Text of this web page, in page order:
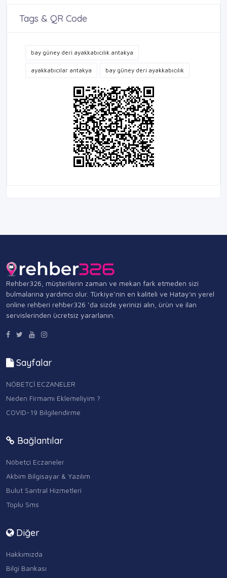
Tags & QR Code
bay güney deri ayakkabıcılık antakya
ayakkabıcılar antakya bay güney deri ayakkabıcılık
Rehber326, müşterilerin zaman ve mekan fark etmeden sizi
bulmalarına yardımcı olur. Türkiye’nin en kaliteli ve Hatay'ın yerel
online rehberi rehber326 ‘da sizde yerinizi alın, ürün ve ilan
servislerinden ücretsiz yararlanın.
Sayfalar
NÖBETÇİ ECZANELER
Neden Firmamı Eklemeliyim ?
COVID-19 Bilgilendirme
Bağlantılar
Nöbetçi Eczaneler
Akbim Bilgisayar & Yazılım
Bulut Santral Hizmetleri
Toplu Sms
Diğer
Hakkımızda
Bilgi Bankası